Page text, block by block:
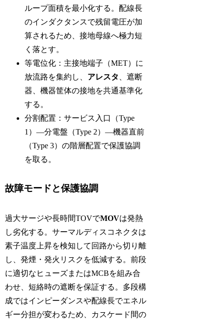
ループ面積を最小化する。配線長
のインダクタンスで残留電圧が加
算されるため、接地母線へ極力短
く落とす。
等電位化：主接地端子（MET）に
放流路を集約し、 アレスタ
、遮断
器、機器筐体の接地を共通基準化
する。
分割配置：サービス入口（Type
1）—分電盤（Type 2）—機器直前
（Type 3）の階層配置で保護協調
を取る。
故障モードと保護協調
過大サージや長時間TOVでMOVは発熱
し劣化する。サーマルディスコネクタは
素子温度上昇を検知して回路から切り離
し、発煙・発火リスクを低減する。前段
に適切なヒューズまたはMCBを組み合
わせ、短絡時の遮断を保証する。多段構
成ではインピーダンスや配線長でエネル
ギー分担が変わるため、カスケード間の